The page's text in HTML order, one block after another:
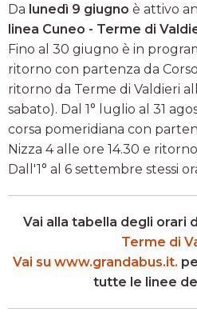
Da lunedì 9 giugno è attivo
linea Cuneo - Terme di
Fino al 30 giugno è in
ritorno con partenza da
ritorno da Terme di Valdieri
sabato). Dal 1° luglio al 31
corsa pomeridiana con
Nizza 4 alle ore 14.30 e
Dall'1° al 6 settembre stessi
Vai alla tabella degli orari
Terme di
Vai su www.grandabus.it.
tutte le linee